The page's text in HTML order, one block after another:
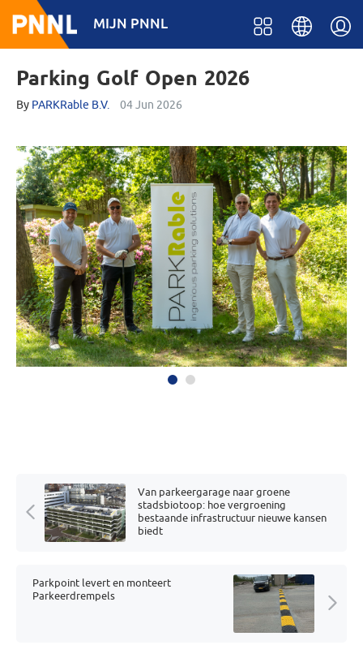
MIJN PNNL
Parking Golf Open 2026
By PARKRable B.V. 04 Jun 2026
Van parkeergarage naar groene
stadsbiotoop: hoe vergroening
bestaande infrastructuur nieuwe kansen
biedt
Parkpoint levert en monteert
Parkeerdrempels